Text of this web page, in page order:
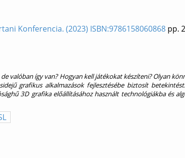
Konferencia. (2023) ISBN:9786158060868 pp.
valóban így van? Hogyan kell játékokat készíteni? Olyan
grafikus alkalmazások fejlesztésébe biztosít
3D grafika előállításához használt technológiákba és